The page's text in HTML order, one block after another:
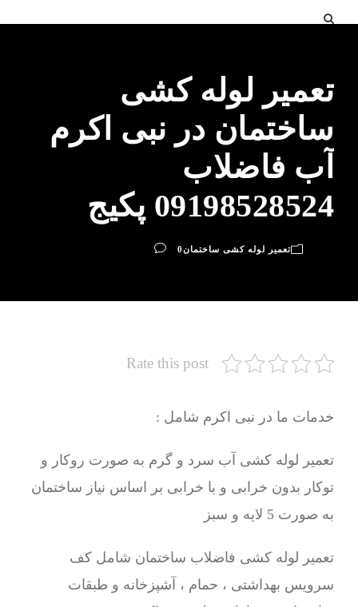
تعمیر لوله کشی
ساختمان در نبی اکرم
آب فاضلاب
09198528524 پکیج
تعمیر لوله کشی ساختمان0
Rate this post
خدمات ما در نبی اکرم شامل :
تعمیر لوله کشی آب سرد و گرم به صورت روکار و
توکار بدون خرابی و با خرابی بر اساس نیاز ساختمان
به صورت 5 لایه و سبز
تعمیر لوله کشی فاضلاب ساختمان شامل کف
سرویس بهداشتی ، حمام ، آشپزخانه و طبقات